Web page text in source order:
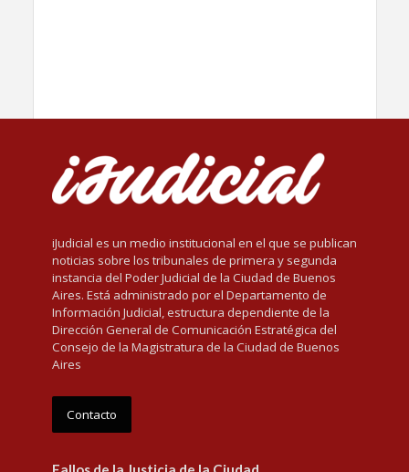
iJudicial es un medio institucional en el que se publican
noticias sobre los tribunales de primera y segunda
instancia del Poder Judicial de la Ciudad de Buenos
Aires. Está administrado por el Departamento de
Información Judicial, estructura dependiente de la
Dirección General de Comunicación Estratégica del
Consejo de la Magistratura de la Ciudad de Buenos
Aires
Contacto